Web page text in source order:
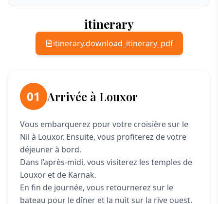
itinerary
itinerary.download_itinerary_pdf
01 Arrivée à Louxor
Vous embarquerez pour votre croisière sur le
Nil à Louxor. Ensuite, vous profiterez de votre
déjeuner à bord.
Dans l’après-midi, vous visiterez les temples de
Louxor et de Karnak.
En fin de journée, vous retournerez sur le
bateau pour le dîner et la nuit sur la rive ouest.